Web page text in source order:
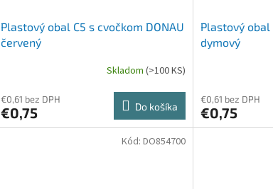
Plastový obal C5 s cvočkom DONAU
červený
Skladom (>100 KS)
€0,61 bez DPH
€0,75 Do košíka
Plastový obal
dymový
€0,61 bez DPH
€0,75
Kód: DO854700